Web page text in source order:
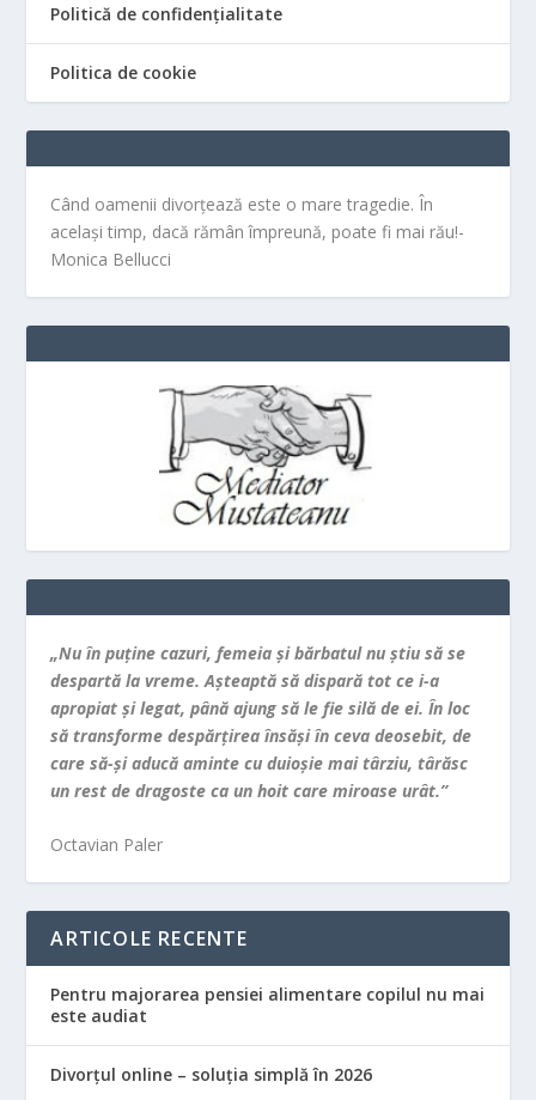
Politică de confidențialitate
Politica de cookie
Când oamenii divorțează este o mare tragedie. În
același timp, dacă rămân împreună, poate fi mai rău!-
Monica Bellucci
„Nu în puţine cazuri, femeia şi bărbatul nu ştiu să se
despartă la vreme. Aşteaptă să dispară tot ce i-a
apropiat şi legat, până ajung să le fie silă de ei. În loc
să transforme despărţirea însăşi în ceva deosebit, de
care să-şi aducă aminte cu duioşie mai târziu, târăsc
un rest de dragoste ca un hoit care miroase urât.”
Octavian Paler
ARTICOLE RECENTE
Pentru majorarea pensiei alimentare copilul nu mai
este audiat
Divorțul online – soluția simplă în 2026